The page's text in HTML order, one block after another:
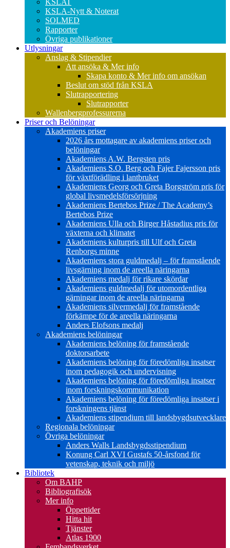
KSLAT
KSLA-Nytt & Noterat
SOLMED
Rapporter
Övriga publikationer
Utlysningar
Anslag & Stipendier
Att ansöka & Mer info
Skapa konto & Mer info om ansökan
Beslut om stöd från KSLA
Slutrapportering
Slutrapporter
Wallenbergprofessurerna
Priser och Belöningar
Akademiens priser
2026 års mottagare av akademiens priser och
belöningar
Akademiens A.W. Bergsten pris
Akademiens S.O. Berg och Fajer Fajersson pris
för växtförädling i lantbruket
Akademiens Georg och Greta Borgström pris för
global livsmedelsförsörjning
Akademiens Bertebos Prize / The Academy’s
Bertebos Prize
Akademiens Ulla och Birger Håstadius pris för
växterna och klimatet
Akademiens kulturpris till Ulf och Greta
Renborgs minne
Akademiens stora guldmedalj – för framstående
livsgärning inom de areella näringarna
Akademiens medalj för rikare skördar
Akademiens guldmedalj för utomordentliga
gärningar inom de areella näringarna
Akademiens silvermedalj för framstående
förkämpe för de areella näringarna
Anders Elofsons medalj
Akademiens belöningar
Akademiens belöning för framstående
doktorsarbete
Akademiens belöning för föredömliga insatser
inom pedagogik och undervisning
Akademiens belöning för föredömliga insatser
inom forskningskommunikation
Akademiens belöning för föredömliga insatser i
forskningens tjänst
Akademiens stipendium till landsbygdsutvecklare
Regionala belöningar
Övriga belöningar
Anders Walls Landsbygdsstipendium
Konung Carl XVI Gustafs 50-årsfond för
vetenskap, teknik och miljö
Bibliotek
Om BAHP
Bibliografisök
Mer info
Öppettider
Hitta hit
Tjänster
Atlas 1900